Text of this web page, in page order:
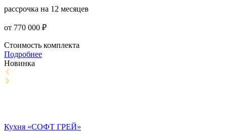
рассрочка на 12 месяцев
от 770 000 ₽
Стоимость комплекта
Подробнее
Новинка
Кухня «СОФТ ГРЕЙ»